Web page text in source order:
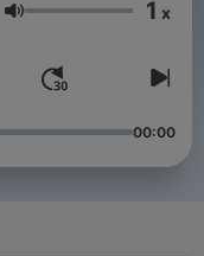
Volumen 1 x
00:00